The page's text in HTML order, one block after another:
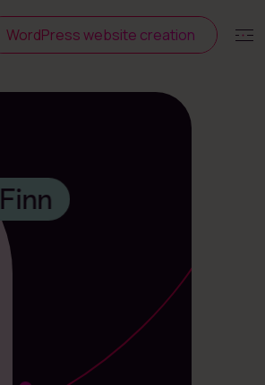
WordPress website creation
Finn